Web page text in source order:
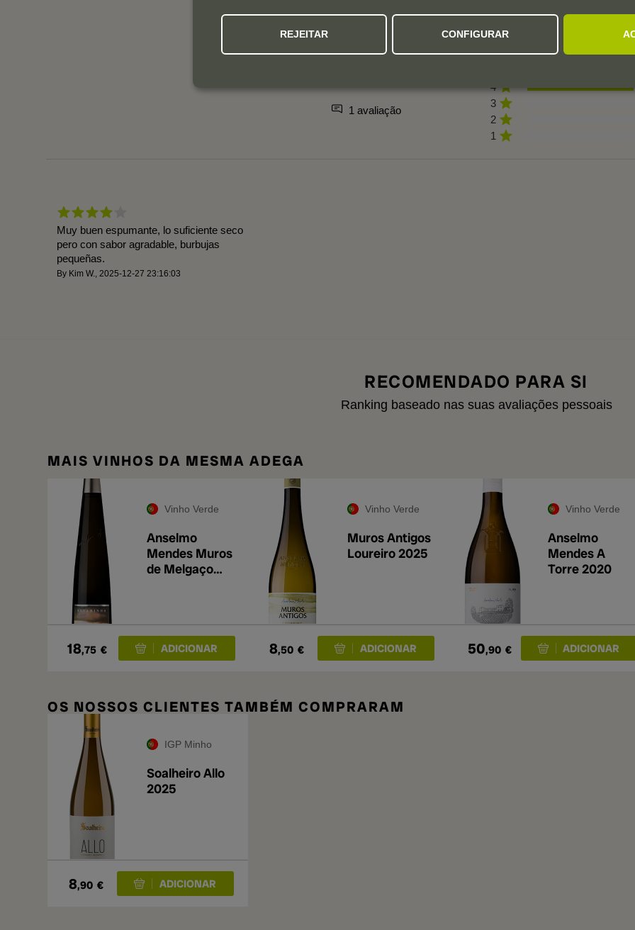
AVALIAÇÕES DOS UTILIZADORES
1 avaliação
4
3
2
1
Muy buen espumante, lo suficiente seco
pero con sabor agradable, burbujas
pequeñas.
By Kim W., 2025-12-27 23:16:03
RECOMENDADO PARA SI
Ranking baseado nas suas avaliações pessoais
MAIS VINHOS DA MESMA ADEGA
Vinho Verde
Anselmo
Mendes Muros
de Melgaço
18,75 €
Vinho Verde
Muros Antigos
Loureiro 2025
8,50 €
Vinho Verde
Anselmo
Mendes A
Torre 2020
50,90 €
OS NOSSOS CLIENTES TAMBÉM COMPRARAM
IGP Minho
Soalheiro Allo
2025
8,90 €
REJEITAR CONFIGURAR